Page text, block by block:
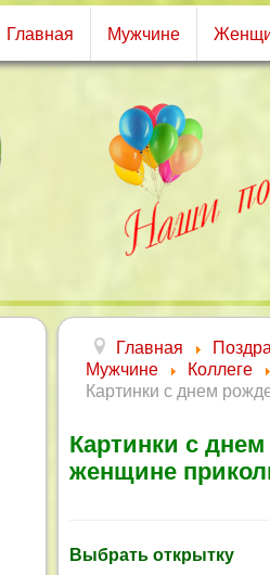
Главная Мужчине
Главная
Мужчине
Коллеге
Картинки с днем
Картинки с
женщине
Выбрать открытку